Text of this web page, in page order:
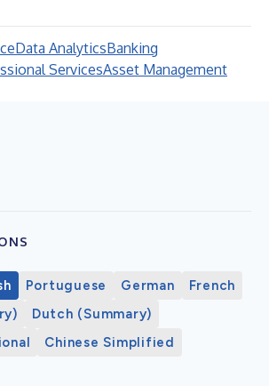
Data AnalyticsBanking
ServicesAsset Management
Portuguese German
French
Dutch (Summary)
Chinese Simplified